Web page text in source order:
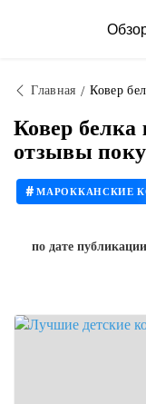
Главная Ковер
Ковер
отзывы
#
по дате публикации